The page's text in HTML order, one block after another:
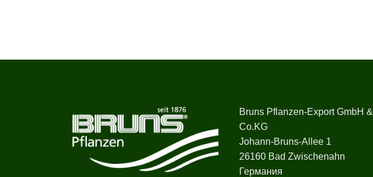
Bruns Pflanzen-Export GmbH &
Co.KG
Johann-Bruns-Allee 1
26160 Bad Zwischenahn
Германия